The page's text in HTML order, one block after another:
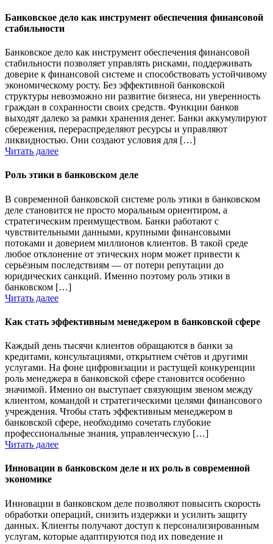
Банковское дело как инструмент обеспечения финансовой
стабильности
Банковское дело как инструмент обеспечения финансовой
стабильности позволяет управлять рисками, поддерживать
доверие к финансовой системе и способствовать устойчивому
экономическому росту. Без эффективной банковской
структуры невозможно ни развитие бизнеса, ни уверенность
граждан в сохранности своих средств. Функции банков
выходят далеко за рамки хранения денег. Банки аккумулируют
сбережения, перераспределяют ресурсы и управляют
ликвидностью. Они создают условия для […]
Читать далее
Роль этики в банковском деле
В современной банковской системе роль этики в банковском
деле становится не просто моральным ориентиром, а
стратегическим преимуществом. Банки работают с
чувствительными данными, крупными финансовыми
потоками и доверием миллионов клиентов. В такой среде
любое отклонение от этических норм может привести к
серьёзным последствиям — от потери репутации до
юридических санкций. Именно поэтому роль этики в
банковском […]
Читать далее
Как стать эффективным менеджером в банковской сфере
Каждый день тысячи клиентов обращаются в банки за
кредитами, консультациями, открытием счётов и другими
услугами. На фоне цифровизации и растущей конкуренции
роль менеджера в банковской сфере становится особенно
значимой. Именно он выступает связующим звеном между
клиентом, командой и стратегическими целями финансового
учреждения. Чтобы стать эффективным менеджером в
банковской сфере, необходимо сочетать глубокие
профессиональные знания, управленческую […]
Читать далее
Инновации в банковском деле и их роль в современной
экономике
Инновации в банковском деле позволяют повысить скорость
обработки операций, снизить издержки и усилить защиту
данных. Клиенты получают доступ к персонализированным
услугам, которые адаптируются под их поведение и